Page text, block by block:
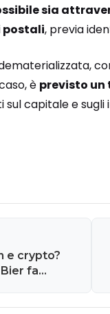
sia
postali, previa
è previsto un
sul capitale e
e crypto?
fa